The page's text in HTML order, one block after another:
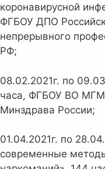
коронавирусной
ФГБОУ ДПО
непрерывного
РФ;
08.02.2021г. по
часа, ФГБОУ ВО
Минздрава России;
01.04.2021г. по
современные